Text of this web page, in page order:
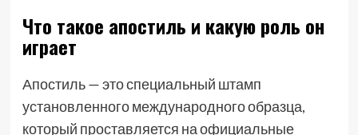
Что такое апостиль и какую роль он
играет
Апостиль — это специальный штамп
установленного международного образца,
который проставляется на официальные